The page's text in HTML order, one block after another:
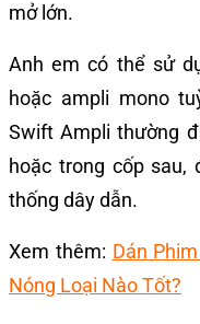
mở lớn.
Anh em có thể sử
hoặc ampli mono
Swift Ampli thường
hoặc trong cốp
thống dây dẫn.
Xem thêm: Dán
Nóng Loại Nào Tốt?